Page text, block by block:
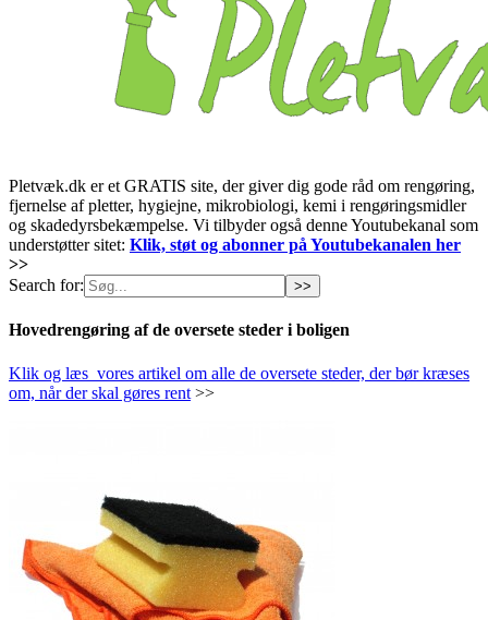
Pletvæk.dk er et GRATIS site, der giver dig gode råd om rengøring,
fjernelse af pletter, hygiejne, mikrobiologi, kemi i rengøringsmidler
og skadedyrsbekæmpelse. Vi tilbyder også denne Youtubekanal som
understøtter sitet: Klik, støt og abonner på Youtubekanalen her
>>
Search for:
Hovedrengøring af de oversete steder i boligen
Klik og læs vores artikel om alle de oversete steder, der bør kræses
om, når der skal gøres rent >>